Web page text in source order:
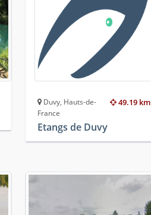
49.19 km
Duvy, Hauts-de-
France
Etangs de Duvy